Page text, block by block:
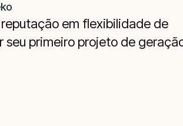
em flexibilidade de
seu primeiro projeto de